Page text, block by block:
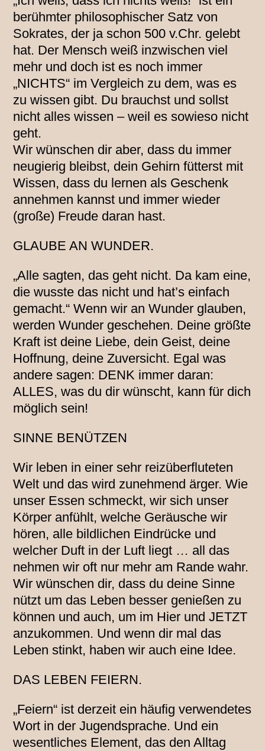
berühmter philosophischer Satz von
Sokrates, der ja schon 500 v.Chr. gelebt
hat. Der Mensch weiß inzwischen viel
mehr und doch ist es noch immer
„NICHTS“ im Vergleich zu dem, was es
zu wissen gibt. Du brauchst und sollst
nicht alles wissen – weil es sowieso nicht
geht.
Wir wünschen dir aber, dass du immer
neugierig bleibst, dein Gehirn fütterst mit
Wissen, dass du lernen als Geschenk
annehmen kannst und immer wieder
(große) Freude daran hast.
GLAUBE AN WUNDER.
„Alle sagten, das geht nicht. Da kam eine,
die wusste das nicht und hat’s einfach
gemacht.“ Wenn wir an Wunder glauben,
werden Wunder geschehen. Deine größte
Kraft ist deine Liebe, dein Geist, deine
Hoffnung, deine Zuversicht. Egal was
andere sagen: DENK immer daran:
ALLES, was du dir wünscht, kann für dich
möglich sein!
SINNE BENÜTZEN
Wir leben in einer sehr reizüberfluteten
Welt und das wird zunehmend ärger. Wie
unser Essen schmeckt, wir sich unser
Körper anfühlt, welche Geräusche wir
hören, alle bildlichen Eindrücke und
welcher Duft in der Luft liegt … all das
nehmen wir oft nur mehr am Rande wahr.
Wir wünschen dir, dass du deine Sinne
nützt um das Leben besser genießen zu
können und auch, um im Hier und JETZT
anzukommen. Und wenn dir mal das
Leben stinkt, haben wir auch eine Idee.
DAS LEBEN FEIERN.
„Feiern“ ist derzeit ein häufig verwendetes
Wort in der Jugendsprache. Und ein
wesentliches Element, das den Alltag